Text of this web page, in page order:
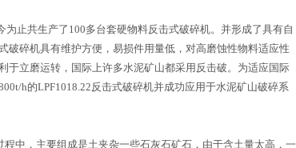
止共生产了100多台套硬物料反击式破碎机。并形成了具有自
破碎机具有维护方便，易损件用量低，对高磨蚀性物料适应性
立磨运转，国际上许多水泥矿山都采用反击破。为适应国际
h的LPF1018.22反击式破碎机并成功应用于水泥矿山破碎系
中，主要组成是土夹杂一些石灰石矿石，由于含土量太高，一